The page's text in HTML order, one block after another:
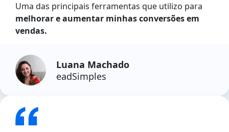
Uma das principais ferramentas que utilizo para
melhorar e aumentar minhas conversões em
vendas.
Luana Machado
eadSimples